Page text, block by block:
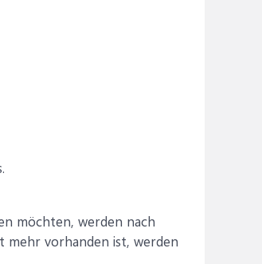
möchten, werden nach
vorhanden ist, werden